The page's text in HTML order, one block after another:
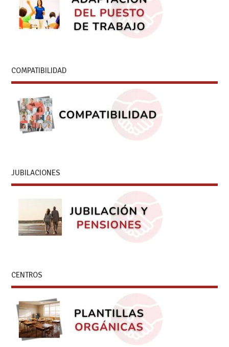
COMPATIBILIDAD
JUBILACIONES
CENTROS